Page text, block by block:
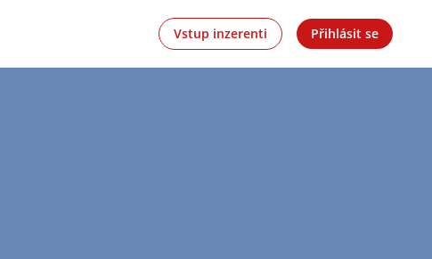
Vstup inzerenti Přihlásit se